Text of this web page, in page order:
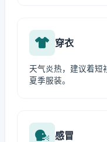
穿衣
天气炎热，建议着短
夏季服装。
感冒